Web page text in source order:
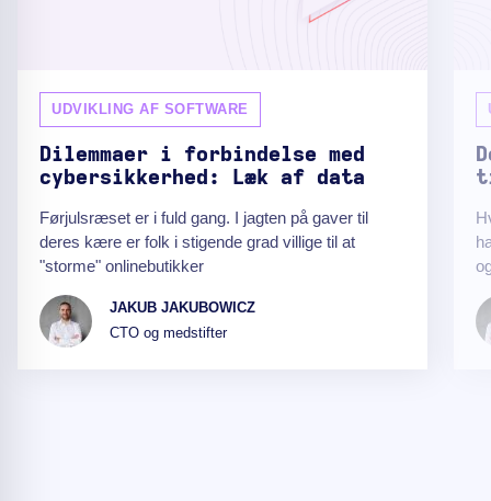
UDVIKLING AF SOFTWARE
Dilemmaer i forbindelse med
cybersikkerhed: Læk af data
Førjulsræset er i fuld gang. I jagten på gaver til
deres kære er folk i stigende grad villige til at
"storme" onlinebutikker
JAKUB JAKUBOWICZ
CTO og medstifter